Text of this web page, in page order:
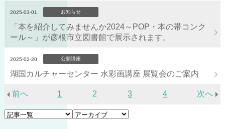
2025-03-01 お知らせ
「本を紹介してみませんか2024～POP・本の帯コンク
ール～」が彦根市立図書館で展示されます。
2025-02-20 公開講座
湖国カルチャーセンター 水彩画講座 展覧会のご案内
前へ 1 2 3 4 次へ